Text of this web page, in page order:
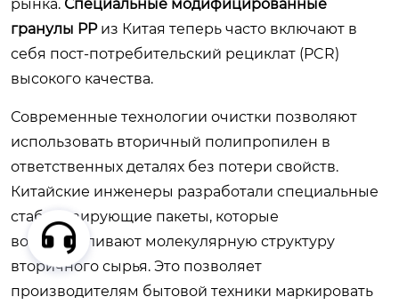
рынка. Специальные модифицированные
гранулы PPиз Китая теперь часто включают в
себя пост-потребительский рециклат (PCR)
высокого качества.
Современные технологии очистки позволяют
использовать вторичный полипропилен в
ответственных деталях без потери свойств.
Китайские инженеры разработали специальные
стабилизирующие пакеты, которые
восстанавливают молекулярную структуру
вторичного сырья. Это позволяет
производителям бытовой техники маркировать